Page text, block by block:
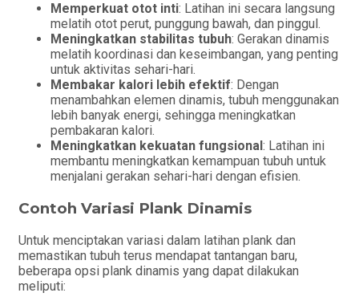
Memperkuat otot inti: Latihan ini secara langsung
melatih otot perut, punggung bawah, dan pinggul.
Meningkatkan stabilitas tubuh: Gerakan dinamis
melatih koordinasi dan keseimbangan, yang penting
untuk aktivitas sehari-hari.
Membakar kalori lebih efektif: Dengan
menambahkan elemen dinamis, tubuh menggunakan
lebih banyak energi, sehingga meningkatkan
pembakaran kalori.
Meningkatkan kekuatan fungsional : Latihan ini
membantu meningkatkan kemampuan tubuh untuk
menjalani gerakan sehari-hari dengan efisien.
Contoh Variasi Plank Dinamis
Untuk menciptakan variasi dalam latihan plank dan
memastikan tubuh terus mendapat tantangan baru,
beberapa opsi plank dinamis yang dapat dilakukan
meliputi: